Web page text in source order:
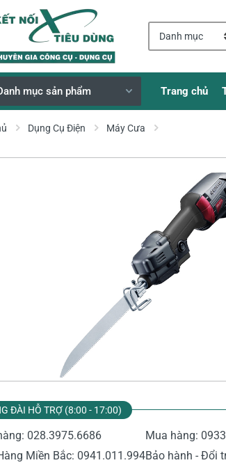
Miễn Phí
Hộ Lao Động
mục sản phẩm Trang chủ
Dụng Cụ Điện Máy Cưa
ĐÀI HỖ TRỢ (8:00 - 17:00)
028.3975.6686 Mua hàng:
Miền Bắc: 0941.011.994Bảo hành - Đổi